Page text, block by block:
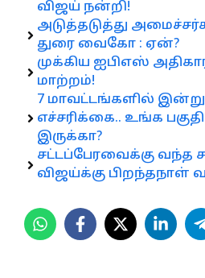
விஜய் நன்றி!
அடுத்தடுத்து
துரை வைகோ : ஏன்?
முக்கிய ஐபிஎஸ்
மாற்றம்!
7 மாவட்டங்களில்
எச்சரிக்கை.. உங்க
இருக்கா?
சட்டப்பேரவைக்கு வந்த
விஜய்க்கு பிறந்தநாள்